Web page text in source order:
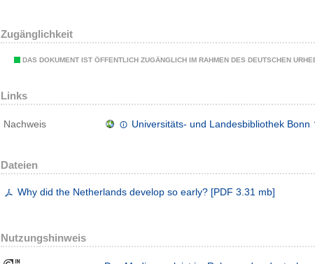
Zugänglichkeit
DAS DOKUMENT IST ÖFFENTLICH ZUGÄNGLICH IM RAHMEN DES DEUTSCHEN
Links
Nachweis Universitäts- und Landesbibliothek Bonn
Dateien
Why did the Netherlands develop so early? [PDF 3.31 mb]
Nutzungshinweis